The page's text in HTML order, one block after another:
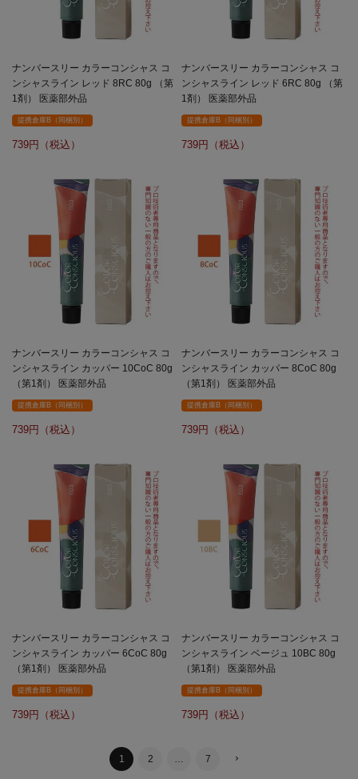
ナンバースリー カラーコンシャス コ
ンシャスライン レッド 8RC 80g （第
1剤） 医薬部外品
提携倉庫B（同梱別）
739
ナンバースリー カラーコンシャス コ
ンシャスライン レッド 6RC 80g （第
1剤） 医薬部外品
提携倉庫B（同梱別）
739
ナンバースリー カラーコンシャス コ
ンシャスライン カッパー 10CoC 80g
（第1剤） 医薬部外品
提携倉庫B（同梱別）
739
ナンバースリー カラーコンシャス コ
ンシャスライン カッパー 8CoC 80g
（第1剤） 医薬部外品
提携倉庫B（同梱別）
739
ナンバースリー カラーコンシャス コ
ンシャスライン カッパー 6CoC 80g
（第1剤） 医薬部外品
提携倉庫B（同梱別）
739
ナンバースリー カラーコンシャス コ
ンシャスライン ベージュ 10BC 80g
（第1剤） 医薬部外品
提携倉庫B（同梱別）
739
1 2 7